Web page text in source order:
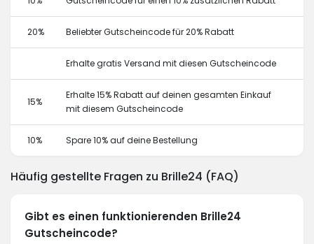
20% Beliebter Gutscheincode für 20% Rabatt
Erhalte gratis Versand mit diesen Gutscheincode
15%
Erhalte 15% Rabatt auf deinen gesamten Einkauf
mit diesem Gutscheincode
10% Spare 10% auf deine Bestellung
Häufig gestellte Fragen zu Brille24 (FAQ)
Gibt es einen funktionierenden Brille24
Gutscheincode?